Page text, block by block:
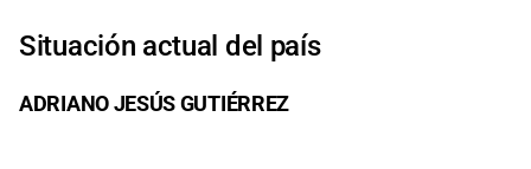
Situación actual del país
ADRIANO JESÚS GUTIÉRREZ